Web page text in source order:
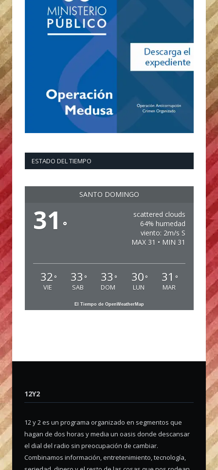
ESTADO DEL TIEMPO
SANTO DOMINGO
31 °
scattered clouds
64% humedad
viento: 2m/s S
MAX 31 • MIN 31
32 °
VIE
33 °
SAB
33 °
DOM
30 °
LUN
31 °
MAR
El Tiempo de OpenWeatherMap
12Y2
12 y 2 es un programa organizado en segmentos que
hagan de dos horas y media un oasis donde descansar
el dial del radio sin preocupación de cambiar.
Combinamos información, entretenimiento, tecnología,